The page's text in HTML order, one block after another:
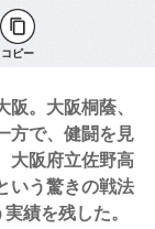
コピー
。大阪桐蔭、
方で、健闘を見
大阪府立佐野高
いう驚きの戦法
績を残した。